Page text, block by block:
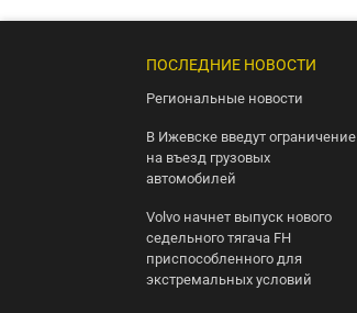
ПОСЛЕДНИЕ НОВОСТИ
Региональные новости
В Ижевске введут ограничение
на въезд грузовых
автомобилей
Volvo начнет выпуск нового
седельного тягача FH
приспособленного для
экстремальных условий